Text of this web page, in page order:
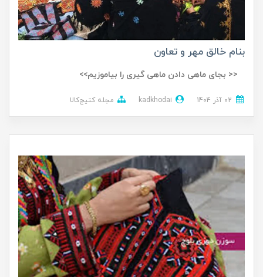
بنام خالق مهر و تعاون
<< بجای ماهی دادن ماهی گیری را بیاموزیم>>
kadkhodai مجله کتیج‌کالا